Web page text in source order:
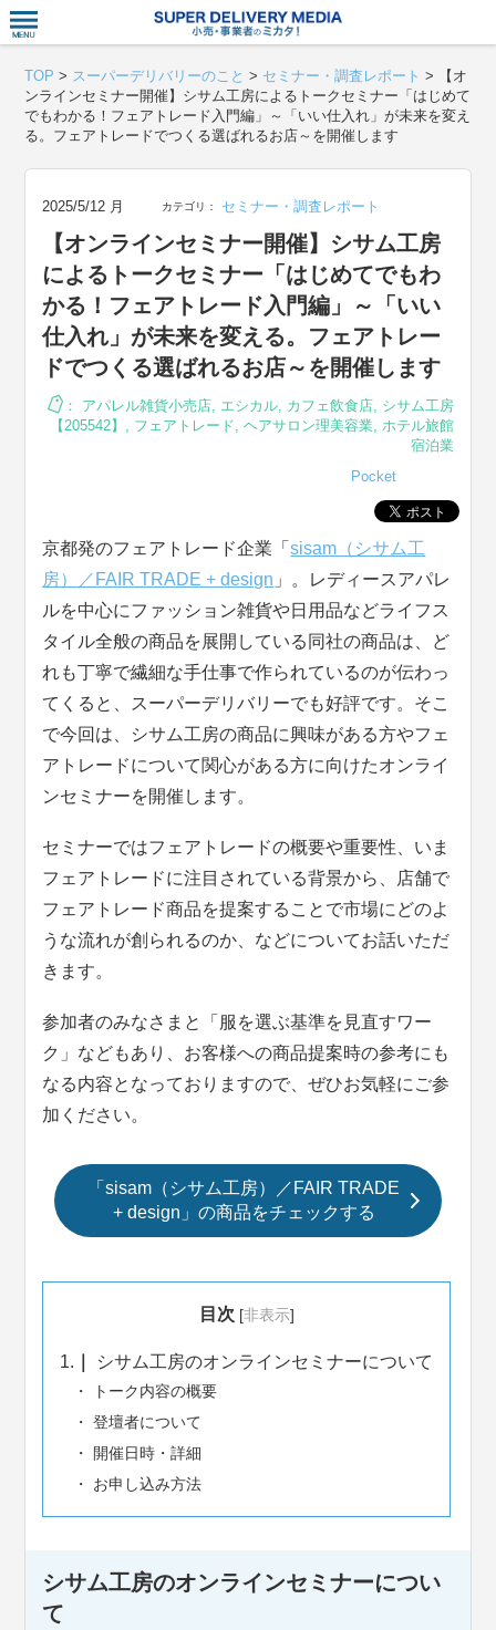
TOP > スーパーデリバリーのこと > セミナー・調査レポート >
【オ
ンラインセミナー開催】シサム工房によるトークセミナー「はじめて
でもわかる！フェアトレード入門編」～「いい仕入れ」が未来を変え
る。フェアトレードでつくる選ばれるお店～を開催します
2025/5/12 月 カテゴリ： セミナー・調査レポート
【オンラインセミナー開催】シサム工房
によるトークセミナー「はじめてでもわ
かる！フェアトレード入門編」～「いい
仕入れ」が未来を変える。フェアトレー
ドでつくる選ばれるお店～を開催します
： アパレル雑貨小売店, エシカル, カフェ飲食店, シサム工房
【205542】 , フェアトレード, ヘアサロン理美容業, ホテル旅館
宿泊業
Pocket
京都発のフェアトレード企業「sisam（シサム工
房）／FAIR TRADE + design 」。レディースアパレ
ルを中心にファッション雑貨や日用品などライフス
タイル全般の商品を展開している同社の商品は、ど
れも丁寧で繊細な手仕事で作られているのが伝わっ
てくると、スーパーデリバリーでも好評です。そこ
で今回は、シサム工房の商品に興味がある方やフェ
アトレードについて関心がある方に向けたオンライ
ンセミナーを開催します。
セミナーではフェアトレードの概要や重要性、いま
フェアトレードに注目されている背景から、店舗で
フェアトレード商品を提案することで市場にどのよ
うな流れが創られるのか、などについてお話いただ
きます。
参加者のみなさまと「服を選ぶ基準を見直すワー
ク」などもあり、お客様への商品提案時の参考にも
なる内容となっておりますので、ぜひお気軽にご参
加ください。
「sisam（シサム工房）／FAIR TRADE
+ design」の商品をチェックする
目次 [非表示]
1. シサム工房のオンラインセミナーについて
トーク内容の概要
登壇者について
開催日時・詳細
お申し込み方法
シサム工房のオンラインセミナーについ
て